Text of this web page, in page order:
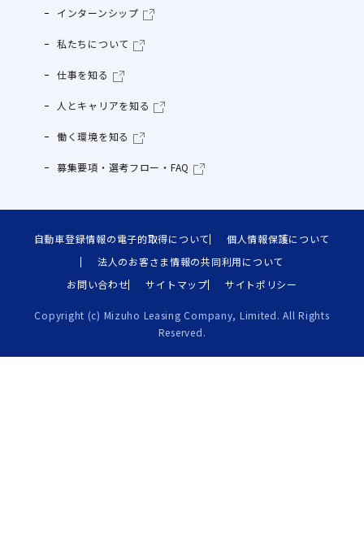
インターンシップ
私たちについて
仕事を知る
人とキャリアを知る
働く環境を知る
募集要項・選考フロー・FAQ
自動車登録情報の電子的取得について
個人情報保護について
法人のお客さま情報の共同利用について
お問い合わせ
サイトマップ サイトポリシー
Copyright (c) Mizuho Leasing Company, Limited. All Rights
Reserved.